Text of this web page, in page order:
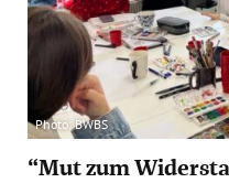
Photo: BWBS
“Mut zum